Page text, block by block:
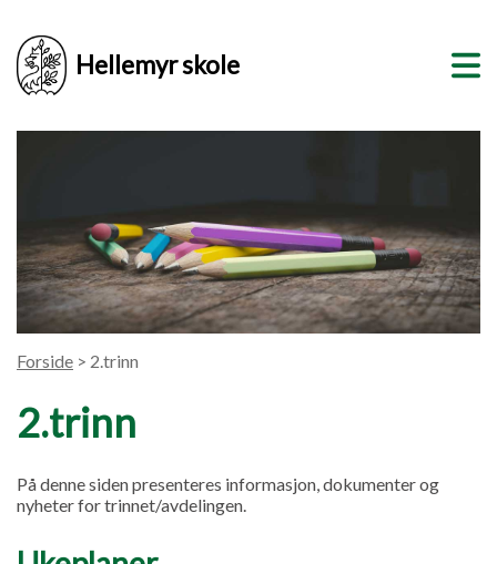
Hellemyr skole
Forside > 2.trinn
2.trinn
På denne siden presenteres informasjon, dokumenter og
nyheter for trinnet/avdelingen.